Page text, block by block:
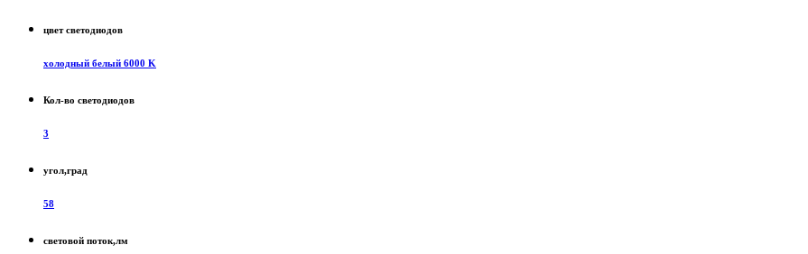
цвет светодиодов
холодный белый 6000 K
Кол-во светодиодов
3
угол,град
58
световой поток,лм